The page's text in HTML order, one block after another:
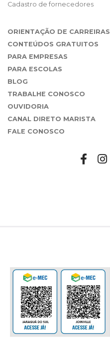
Cadastro de fornecedores
ORIENTAÇÃO DE CARREIRAS
CONTEÚDOS GRATUITOS
PARA EMPRESAS
PARA ESCOLAS
BLOG
TRABALHE CONOSCO
OUVIDORIA
CANAL DIRETO MARISTA
FALE CONOSCO